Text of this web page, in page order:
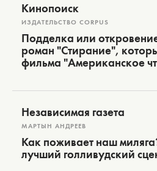
Кинопоиск
ИЗДАТЕЛЬСТВО CORPUS
Подделка или
роман "Стирание",
фильма "Американское
Независимая газета
МАРТЫН АНДРЕЕВ
Как поживает наш
лучший голливудский